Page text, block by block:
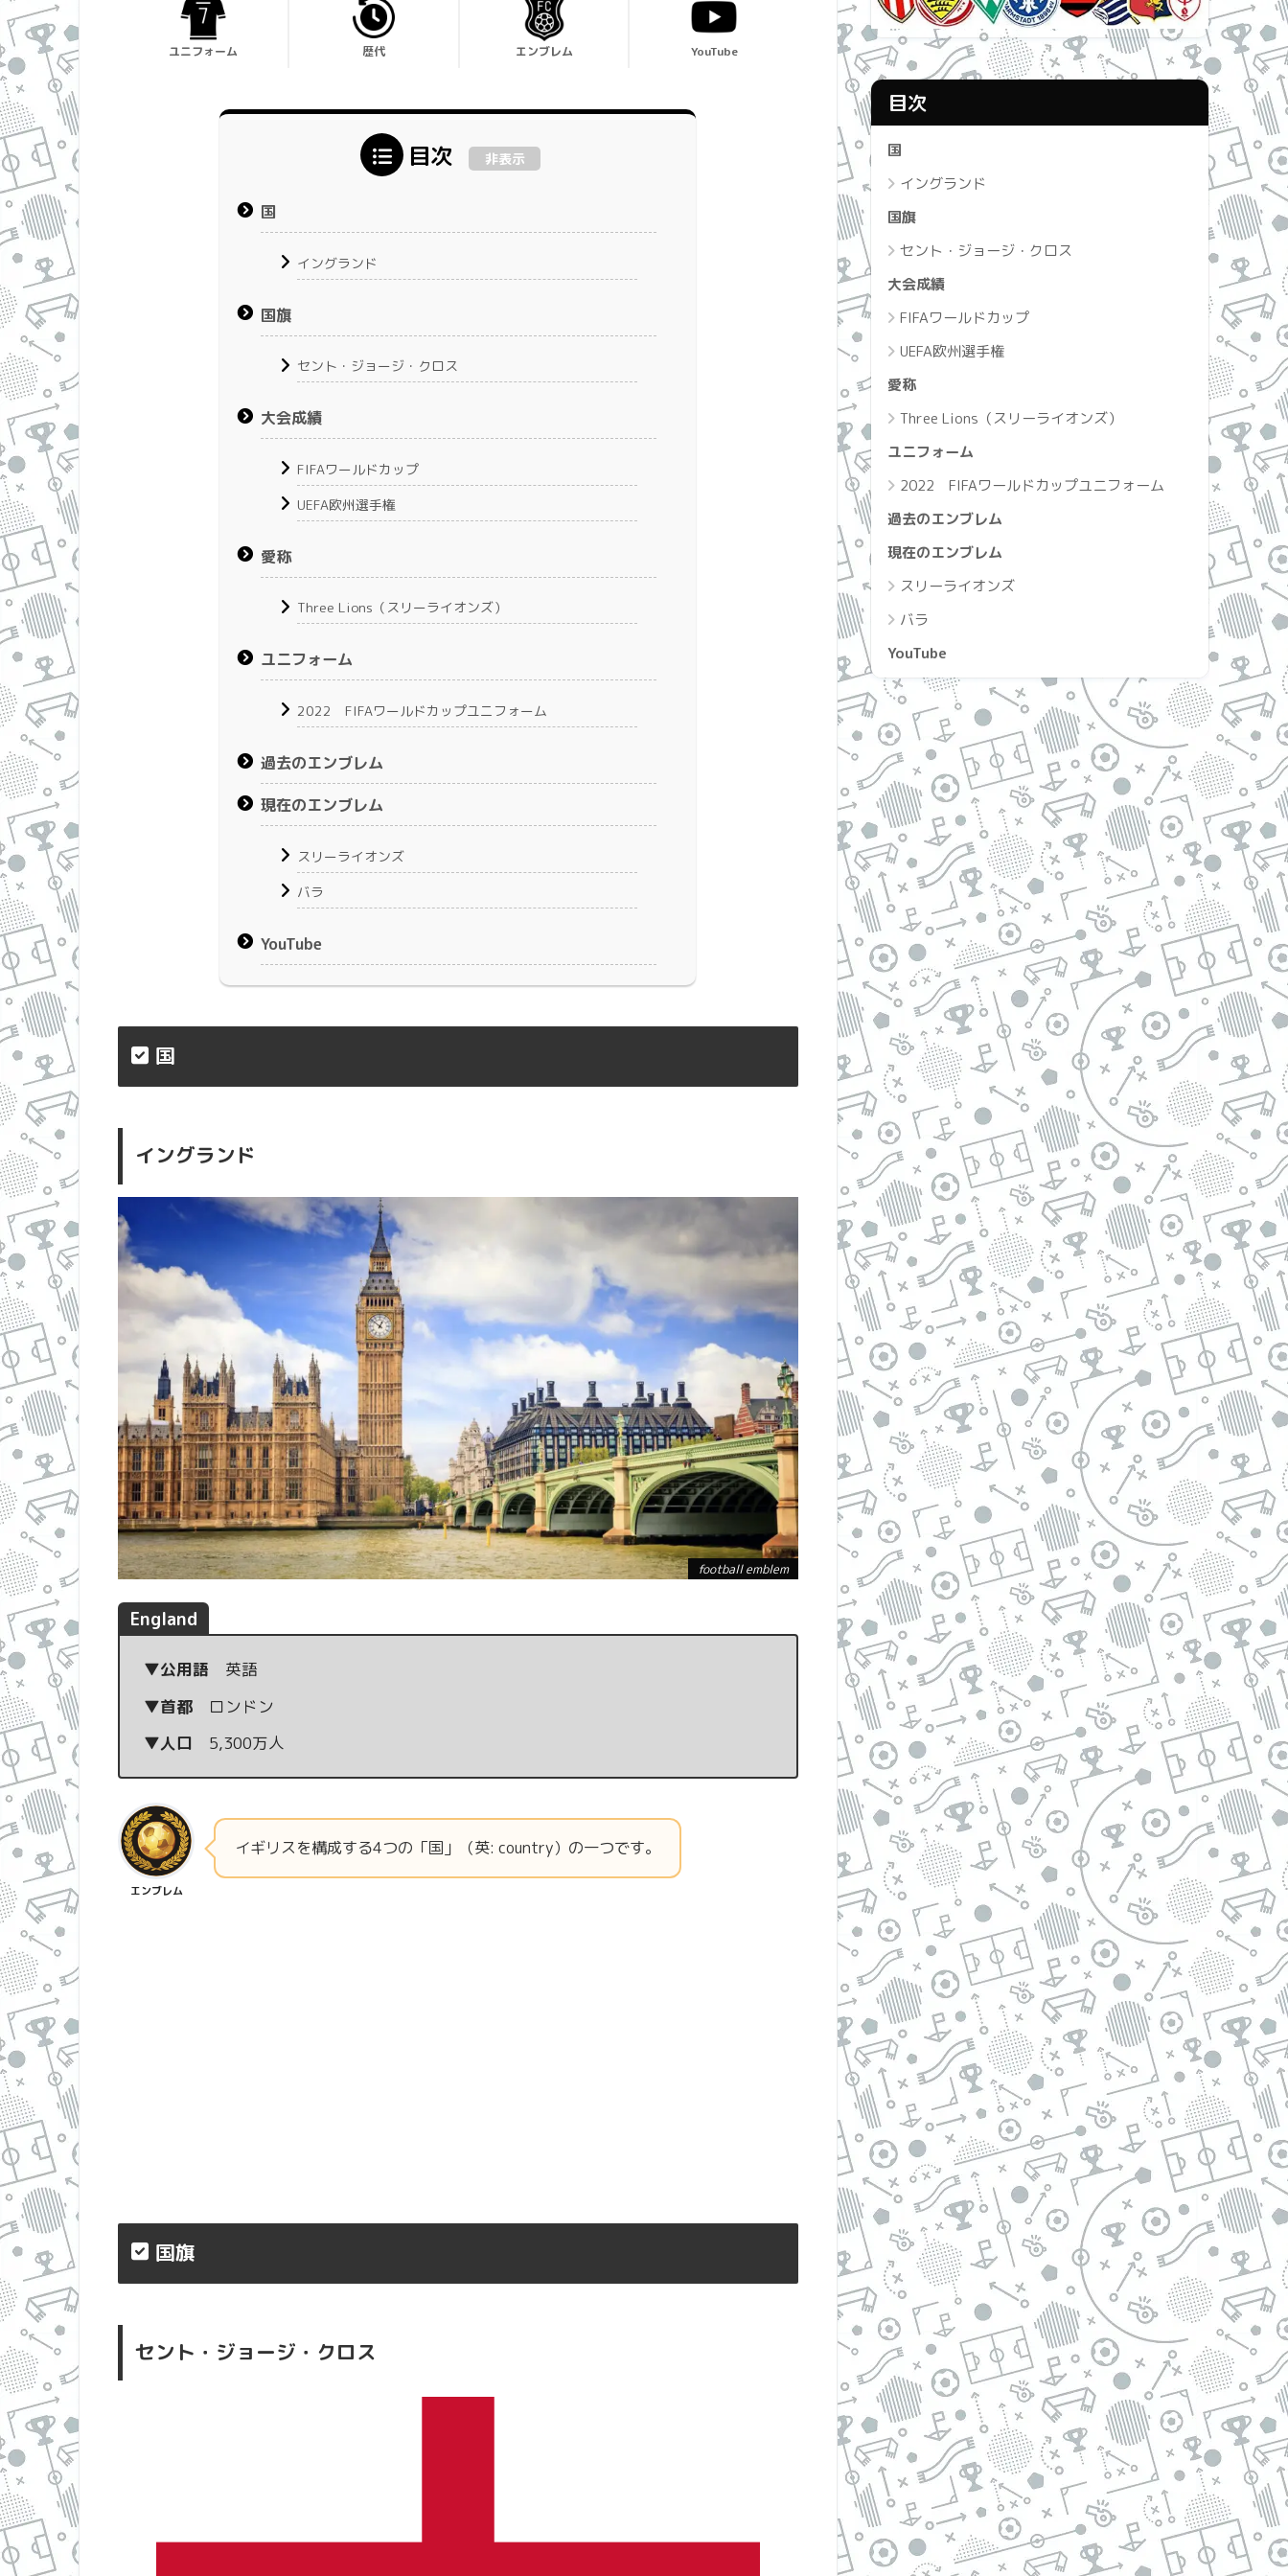
ユニフォーム 歴代 エンブレム YouTube
目次 非表示
国
イングランド
国旗
セント・ジョージ・クロス
大会成績
FIFAワールドカップ
UEFA欧州選手権
愛称
Three Lions（スリーライオンズ）
ユニフォーム
2022 FIFAワールドカップユニフォーム
過去のエンブレム
現在のエンブレム
スリーライオンズ
バラ
YouTube
国
イングランド
football emblem
England
▼公用語 英語
▼首都ロンドン
▼人口 5,300万人
エンブレム
イギリスを構成する4つの「国」（英: country）の一つです。
国旗
セント・ジョージ・クロス
目次
国
イングランド
国旗
セント・ジョージ・クロス
大会成績
FIFAワールドカップ
UEFA欧州選手権
愛称
Three Lions（スリーライオンズ）
ユニフォーム
2022 FIFAワールドカップユニフォーム
過去のエンブレム
現在のエンブレム
スリーライオンズ
バラ
YouTube